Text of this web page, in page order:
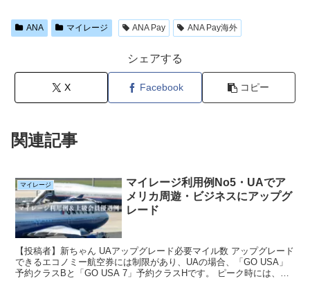
ANA マイレージ ANA Pay ANA Pay海外
シェアする
X Facebook コピー
関連記事
マイレージ
マイレージ利用例No5・UAでア
メリカ周遊・ビジネスにアップグ
レード
【投稿者】新ちゃん UAアップグレード必要マイル数 アップグレード
できるエコノミー航空券には制限があり、UAの場合、「GO USA」
予約クラスBと「GO USA 7」予約クラスHです。 ピーク時には、格